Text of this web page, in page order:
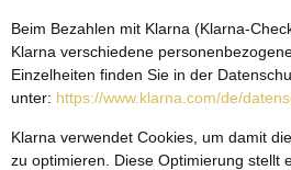
Beim Bezahlen mit Klarna (Klarna-
Klarna verschiedene
Einzelheiten finden Sie in der
unter: https://www.klarna.com/de/
Klarna verwendet Cookies, um damit
zu optimieren. Diese Optimierung stellt